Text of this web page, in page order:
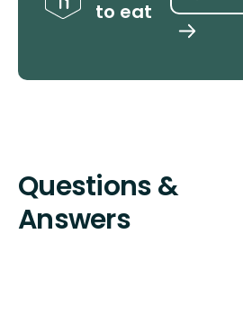
to eat
Find
Questions &
Answers